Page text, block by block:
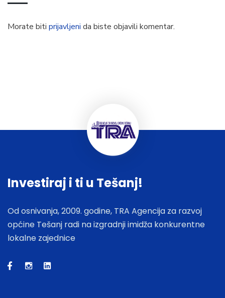
Morate biti prijavljeni da biste objavili komentar.
Investiraj i ti u Tešanj!
Od osnivanja, 2009. godine, TRA Agencija za razvoj
općine Tešanj radi na izgradnji imidža konkurentne
lokalne zajednice